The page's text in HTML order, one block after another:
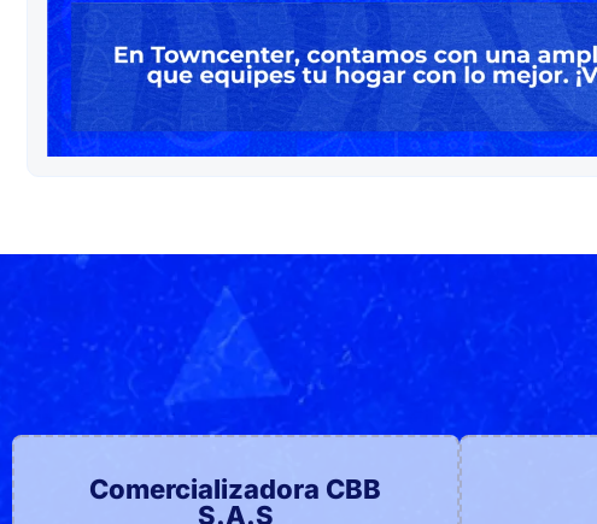
Comercializadora CBB
S.A.S